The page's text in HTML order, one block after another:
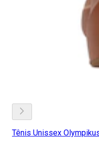
Tênis Unissex